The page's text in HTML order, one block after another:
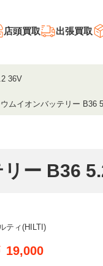
店頭買取 出張買取
36V
ムイオンバッテリー B36
ー B36
ティ(HILTI)
19,000